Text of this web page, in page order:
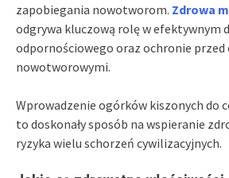
zapobiegania nowotworom. Zdrowa
odgrywa kluczową rolę w efektywnym
odpornościowego oraz ochronie
nowotworowymi.
Wprowadzenie ogórków kiszonych do
to doskonały sposób na wspieranie
ryzyka wielu schorzeń cywilizacyjnych.